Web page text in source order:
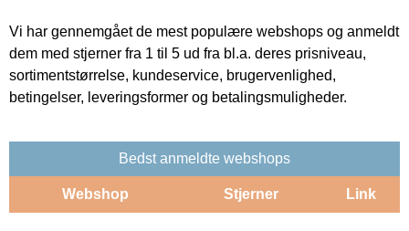
Vi har gennemgået de mest populære webshops og anmeldt
dem med stjerner fra 1 til 5 ud fra bl.a. deres prisniveau,
sortimentstørrelse, kundeservice, brugervenlighed,
betingelser, leveringsformer og betalingsmuligheder.
Bedst anmeldte webshops
Webshop Stjerner Link